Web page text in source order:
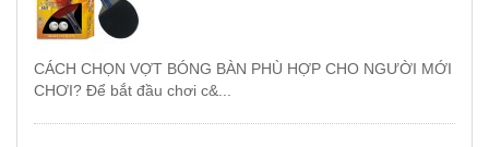
CÁCH CHỌN VỢT BÓNG BÀN PHÙ HỢP CHO NGƯỜI MỚI
CHƠI? Để bắt đầu chơi c&...